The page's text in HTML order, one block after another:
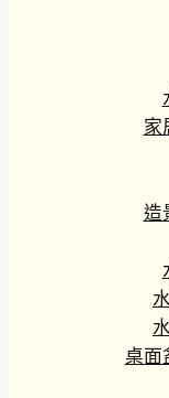
家
造
桌面